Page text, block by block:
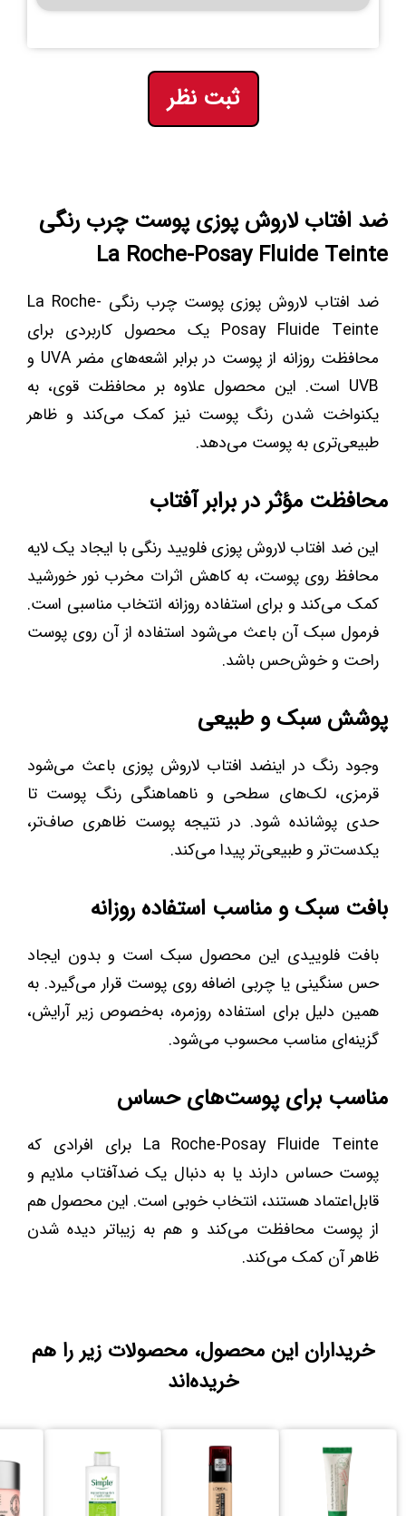
ثبت نظر
ضد افتاب لاروش پوزی پوست چرب رنگی
La Roche-Posay Fluide Teinte
ضد افتاب لاروش پوزی پوست چرب رنگی La Roche-
Posay Fluide Teinte یک محصول کاربردی برای
محافظت روزانه از پوست در برابر اشعه‌های مضر UVA و
UVB است. این محصول علاوه بر محافظت قوی، به
یکنواخت شدن رنگ پوست نیز کمک می‌کند و ظاهر
طبیعی‌تری به پوست می‌دهد.
محافظت مؤثر در برابر آفتاب
این ضد افتاب لاروش پوزی فلویید رنگی با ایجاد یک لایه
محافظ روی پوست، به کاهش اثرات مخرب نور خورشید
کمک می‌کند و برای استفاده روزانه انتخاب مناسبی است.
فرمول سبک آن باعث می‌شود استفاده از آن روی پوست
راحت و خوش‌حس باشد.
پوشش سبک و طبیعی
وجود رنگ در اینضد افتاب لاروش پوزی باعث می‌شود
قرمزی، لک‌های سطحی و ناهماهنگی رنگ پوست تا
حدی پوشانده شود. در نتیجه پوست ظاهری صاف‌تر،
یکدست‌تر و طبیعی‌تر پیدا می‌کند.
بافت سبک و مناسب استفاده روزانه
بافت فلوییدی این محصول سبک است و بدون ایجاد
حس سنگینی یا چربی اضافه روی پوست قرار می‌گیرد. به
همین دلیل برای استفاده روزمره، به‌خصوص زیر آرایش،
گزینه‌ای مناسب محسوب می‌شود.
مناسب برای پوست‌های حساس
La Roche-Posay Fluide Teinte برای افرادی که
پوست حساس دارند یا به دنبال یک ضدآفتاب ملایم و
قابل‌اعتماد هستند، انتخاب خوبی است. این محصول هم
از پوست محافظت می‌کند و هم به زیباتر دیده شدن
ظاهر آن کمک می‌کند.
خریداران این محصول، محصولات زیر را هم
خریده‌اند